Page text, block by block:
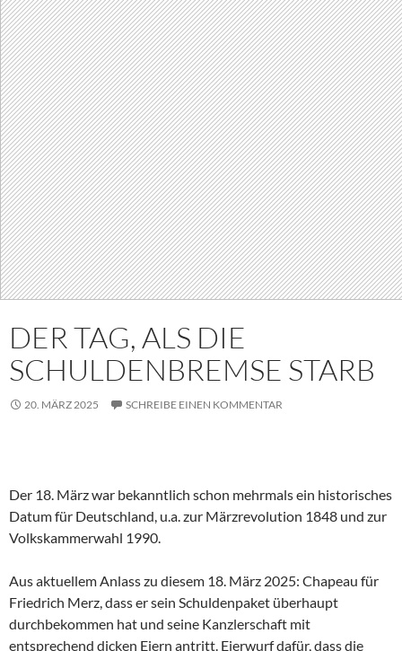
DER TAG, ALS DIE
SCHULDENBREMSE STARB
20. MÄRZ 2025 SCHREIBE EINEN KOMMENTAR
Der 18. März war bekanntlich schon mehrmals ein historisches
Datum für Deutschland, u.a. zur Märzrevolution 1848 und zur
Volkskammerwahl 1990.
Aus aktuellem Anlass zu diesem 18. März 2025: Chapeau für
Friedrich Merz, dass er sein Schuldenpaket überhaupt
durchbekommen hat und seine Kanzlerschaft mit
entsprechend dicken Eiern antritt. Eierwurf dafür, dass die